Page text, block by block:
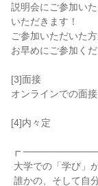
説明会にご参加い
いただきます！
ご参加いただいた
お早めにご参加く
[3]面接
オンラインでの面
[4]内々定
┏